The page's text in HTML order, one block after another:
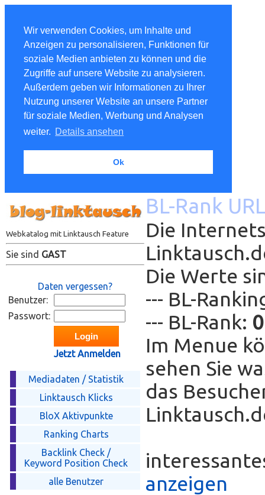
Wir verwenden Cookies, um Inhalte und
Anzeigen zu personalisieren, Funktionen für
soziale Medien anbieten zu können und die
Zugriffe auf unsere Website zu analysieren.
Außerdem geben wir Informationen zu Ihrer
Nutzung unserer Website an unsere Partner
für soziale Medien, Werbung und Analysen
weiter. Details ansehen
Ok
Webkatalog mit Linktausch Feature
Sie sind GAST
Daten vergessen?
Benutzer:
Passwort:
Jetzt Anmelden
Mediadaten / Statistik
Linktausch Klicks
BloX Aktivpunkte
Ranking Charts
Backlink Check /
Keyword Position Check
alle Benutzer
BL-Rank
Die
Die Werte
--- BL-
--- BL-Rank: 0
Im Menue
sehen Sie
das
anzeigen